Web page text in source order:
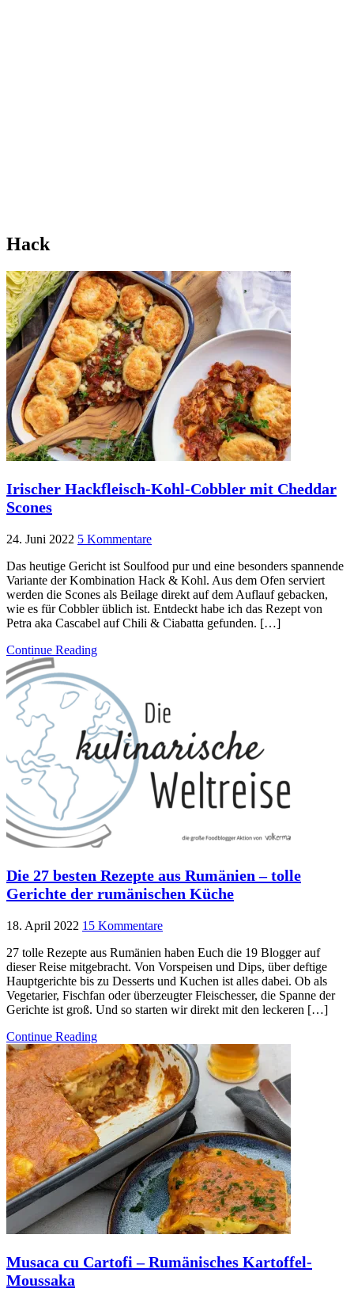
Hack
Irischer Hackfleisch-Kohl-Cobbler mit Cheddar
Scones
24. Juni 2022 5 Kommentare
Das heutige Gericht ist Soulfood pur und eine besonders spannende
Variante der Kombination Hack & Kohl. Aus dem Ofen serviert
werden die Scones als Beilage direkt auf dem Auflauf gebacken,
wie es für Cobbler üblich ist. Entdeckt habe ich das Rezept von
Petra aka Cascabel auf Chili & Ciabatta gefunden. […]
Continue Reading
Die 27 besten Rezepte aus Rumänien – tolle
Gerichte der rumänischen Küche
18. April 2022 15 Kommentare
27 tolle Rezepte aus Rumänien haben Euch die 19 Blogger auf
dieser Reise mitgebracht. Von Vorspeisen und Dips, über deftige
Hauptgerichte bis zu Desserts und Kuchen ist alles dabei. Ob als
Vegetarier, Fischfan oder überzeugter Fleischesser, die Spanne der
Gerichte ist groß. Und so starten wir direkt mit den leckeren […]
Continue Reading
Musaca cu Cartofi – Rumänisches Kartoffel-
Moussaka